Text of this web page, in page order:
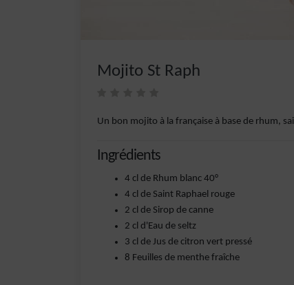
Mojito St Raph
Un bon mojito à la française à base de rhum,
Ingrédients
4 cl de Rhum blanc 40°
4 cl de Saint Raphael rouge
2 cl de Sirop de canne
2 cl d'Eau de seltz
3 cl de Jus de citron vert pressé
8 Feuilles de menthe fraîche